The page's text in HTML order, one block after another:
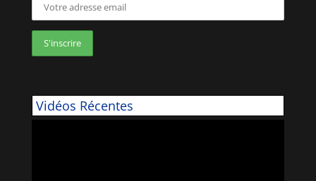
Vidéos Récentes